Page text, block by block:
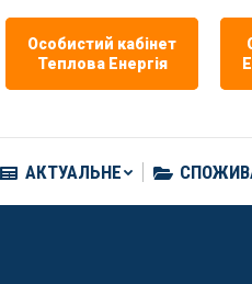
Особистий кабiнет
Теплова Eнергiя
АКТУАЛЬНЕ